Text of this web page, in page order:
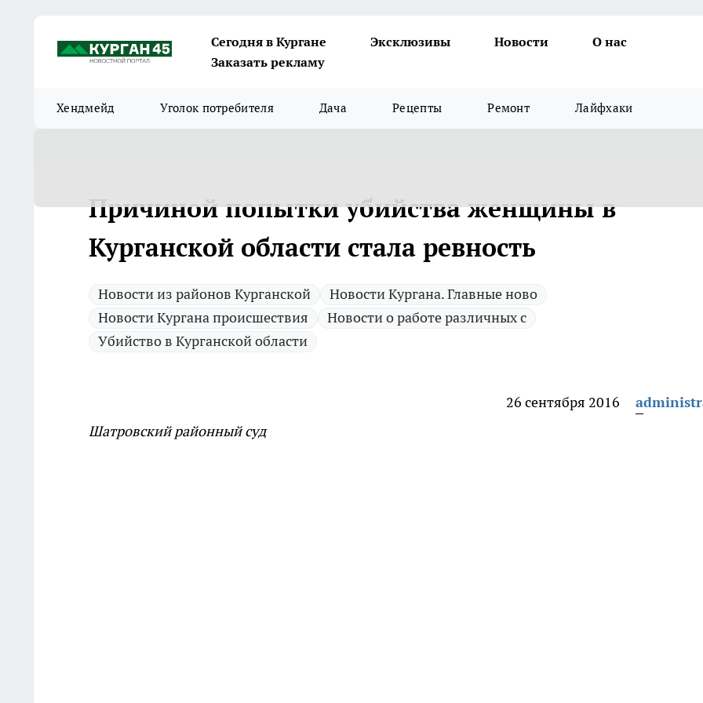
Сегодня в Кургане Эксклюзивы Новости
О нас
Заказать рекламу
Хендмейд Уголок потребителя Дача Рецепты Ремонт Лайфхаки
Причиной попытки убийства женщины в
Курганской области стала ревность
Новости из районов Курганской
Новости Кургана. Главные ново
Новости Кургана происшествия
Новости о работе различных с
Убийство в Курганской области
26 сентября 2016
Шатровский районный суд